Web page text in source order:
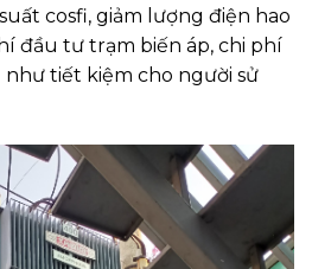
cosfi, giảm lượng điện hao
đầu tư trạm biến áp, chi phí
tiết kiệm cho người sử